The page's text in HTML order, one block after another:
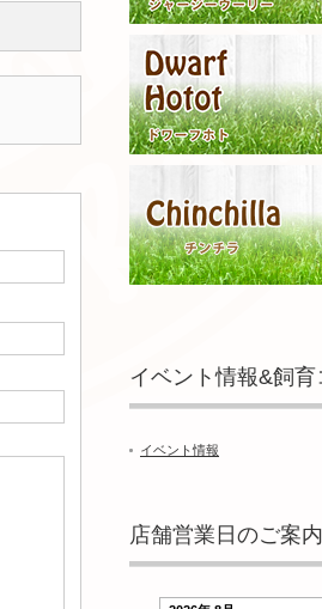
イベント情報&飼育
イベント情報
店舗営業日のご案内